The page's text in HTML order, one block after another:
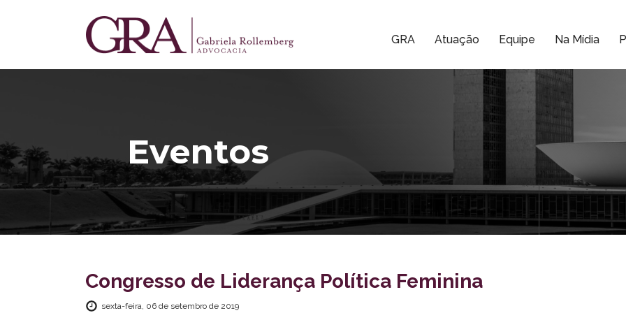
GRA Atuação Equipe Na Mídia
Eventos
Congresso de Liderança Política Feminina
sexta-feira, 06 de setembro de 2019